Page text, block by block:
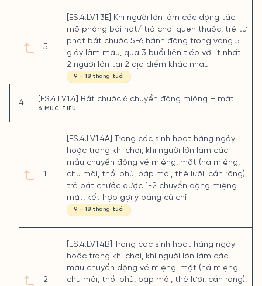
5
[ES.4.LV1.3E] Khi người lớn làm các động tác
mô phỏng bài hát/ trò chơi quen thuộc, trẻ tự
phát bắt chước 5-6 hành động trong vòng 5
giây làm mẫu, qua 3 buổi liên tiếp với ít nhất
2 người lớn tại 2 địa điểm khác nhau
9 - 18 tháng tuổi
4 [ES.4.LV1.4] Bắt chước 6 chuyển động miệng – mặt
6 MỤC TIÊU
1
2
[ES.4.LV1.4A] Trong các sinh hoạt hàng ngày
hoặc trong khi chơi, khi người lớn làm các
mẫu chuyển động về miệng, mặt (há miệng,
chu môi, thổi phù, bập môi, thè lưỡi, cắn răng),
trẻ bắt chước được 1-2 chuyển động miệng
mặt, kết hợp gợi ý bằng cử chỉ
9 - 18 tháng tuổi
[ES.4.LV1.4B] Trong các sinh hoạt hàng ngày
hoặc trong khi chơi, khi người lớn làm các
mẫu chuyển động về miệng, mặt (há miệng,
chu môi, thổi phù, bập môi, thè lưỡi, cắn răng),